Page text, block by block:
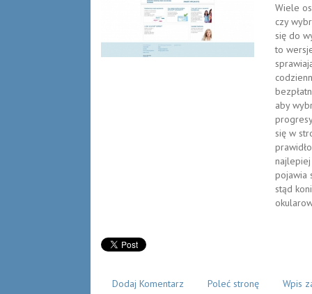
Wiele
czy
się do
to
aby
się w
pojawia
stąd
Dodaj Komentarz Poleć stronę Wpis